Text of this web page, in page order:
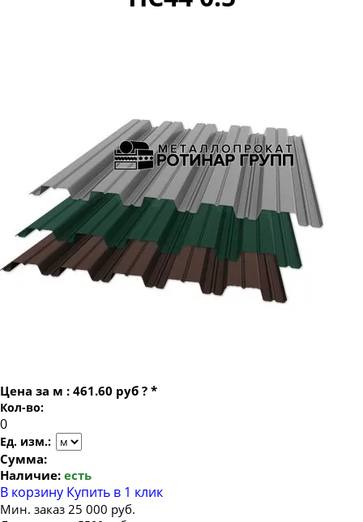
Профнастил профлист НС35
Профнастил профлист Н114
Цена за м : 461.60 руб ? *
Кол-во:
Ед. изм.:
Сумма:
Наличие: есть
В корзину Купить в 1 клик
Мин. заказ 25 000 руб.